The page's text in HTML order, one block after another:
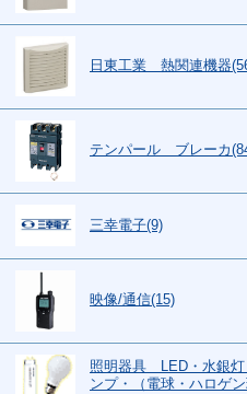
日東工業 熱関連機器
テンパール ブレーカ
三幸電子(9)
映像/通信(15)
照明器具 LED・水銀
ンプ・（電球・ハロゲ